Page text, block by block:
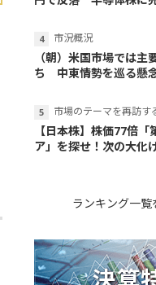
市況概況
（朝）米国市場では主
ち 中東情勢を巡る懸
市場のテーマを再訪する。アナリ
【日本株】株価77倍
ア」を探せ！次の大化
ランキング一覧